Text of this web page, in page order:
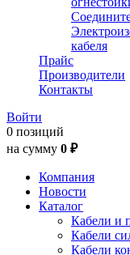
кабеля
Прайс
Производители
Контакты
Войти
0 позиций
на сумму 0 ₽
Компания
Новости
Каталог
Кабели и
Кабели
Кабели